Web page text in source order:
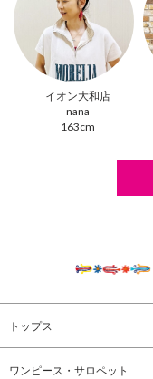
イオン大和店
nana
163cm
トップス
ワンピース・サロペット